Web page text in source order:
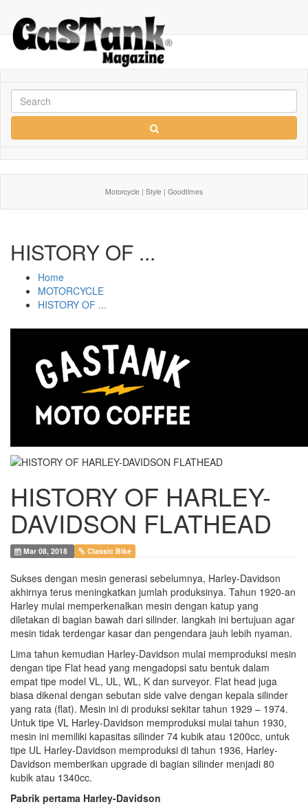
Motorcycle | Style | Goodtimes
HISTORY OF ...
Home
MOTORCYCLE
HISTORY OF ...
HISTORY OF HARLEY-
DAVIDSON FLATHEAD
Mar 08, 2018 Classic Bike
Sukses dengan mesin generasi sebelumnya, Harley-Davidson
akhirnya terus meningkatkan jumlah produksinya. Tahun 1920-an
Harley mulai memperkenalkan mesin dengan katup yang
diletakan di bagian bawah dari silinder. langkah ini bertujuan agar
mesin tidak terdengar kasar dan pengendara jauh lebih nyaman.
Lima tahun kemudian Harley-Davidson mulai memproduksi mesin
dengan tipe Flat head yang mengadopsi satu bentuk dalam
empat tipe model VL, UL, WL, K dan surveyor. Flat head juga
biasa dikenal dengan sebutan side valve dengan kepala silinder
yang rata (flat). Mesin ini di produksi sekitar tahun 1929 – 1974.
Untuk tipe VL Harley-Davidson memproduksi mulai tahun 1930,
mesin ini memiliki kapasitas silinder 74 kubik atau 1200cc, untuk
tipe UL Harley-Davidson memproduksi di tahun 1936, Harley-
Davidson memberikan upgrade di bagian silinder menjadi 80
kubik atau 1340cc.
Pabrik pertama Harley-Davidson